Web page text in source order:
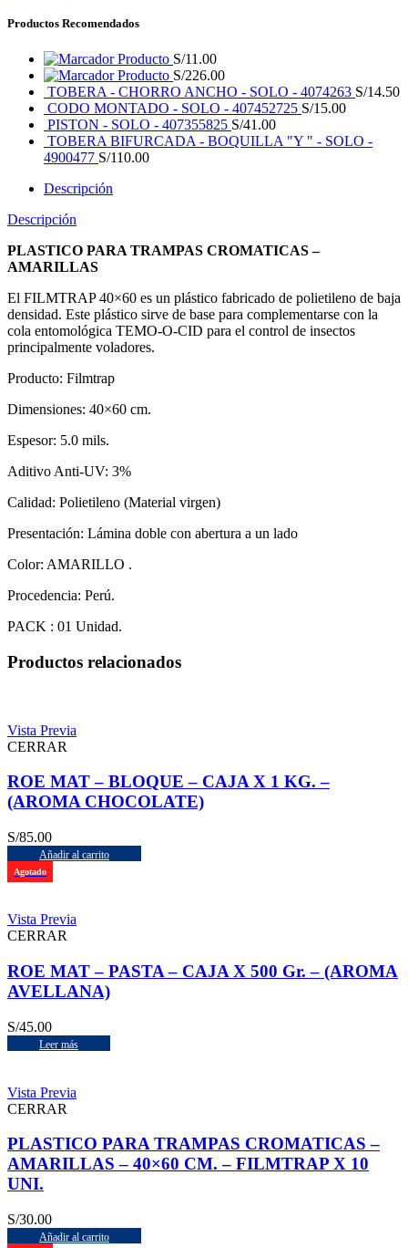
Productos Recomendados
Producto S/11.00
Producto S/226.00
TOBERA - CHORRO ANCHO - SOLO - 4074263 S/14.50
CODO MONTADO - SOLO - 407452725 S/15.00
PISTON - SOLO - 407355825 S/41.00
TOBERA BIFURCADA - BOQUILLA "Y " - SOLO -
4900477 S/110.00
Descripción
Descripción
PLASTICO PARA TRAMPAS CROMATICAS –
AMARILLAS
El FILMTRAP 40×60 es un plástico fabricado de polietileno de baja
densidad. Este plástico sirve de base para complementarse con la
cola entomológica TEMO-O-CID para el control de insectos
principalmente voladores.
Producto: Filmtrap
Dimensiones: 40×60 cm.
Espesor: 5.0 mils.
Aditivo Anti-UV: 3%
Calidad: Polietileno (Material virgen)
Presentación: Lámina doble con abertura a un lado
Color: AMARILLO .
Procedencia: Perú.
PACK : 01 Unidad.
Productos relacionados
Vista Previa
CERRAR
ROE MAT – BLOQUE – CAJA X 1 KG. –
(AROMA CHOCOLATE)
S/85.00
Añadir al carrito
Agotado
Vista Previa
CERRAR
ROE MAT – PASTA – CAJA X 500 Gr. – (AROMA
AVELLANA)
S/45.00
Leer más
Vista Previa
CERRAR
PLASTICO PARA TRAMPAS CROMATICAS –
AMARILLAS – 40×60 CM. – FILMTRAP X 10
UNI.
S/30.00
Añadir al carrito